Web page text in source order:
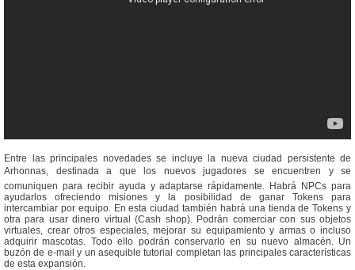
Entre las principales novedades se incluye la nueva ciudad persistente de
Arhonnas, destinada a que los nuevos jugadores se encuentren y se
comuniquen para recibir ayuda y adaptarse rápidamente. Habrá NPCs para
ayudarlos ofreciendo misiones y la posibilidad de ganar Tokens para
intercambiar por equipo. En esta ciudad también habrá una tienda de Tokens y
otra para usar dinero virtual (Cash shop). Podrán comerciar con sus objetos
virtuales, crear otros especiales, mejorar su equipamiento y armas o incluso
adquirir mascotas. Todo ello podrán conservarlo en su nuevo almacén. Un
buzón de e-mail y un asequible tutorial completan las principales características
de esta expansión.